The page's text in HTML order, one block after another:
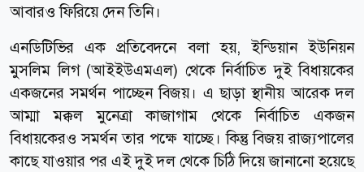
আবারও ফিরিয়ে দেন তিনি।
এনডিটিভির এক প্রতিবেদনে বলা হয়, ইন্ডিয়ান ইউনিয়ন
মুসলিম লিগ (আইইউএমএল) থেকে নির্বাচিত দুই বিধায়কের
একজনের সমর্থন পাচ্ছেন বিজয়। এ ছাড়া স্থানীয় আরেক দল
আম্মা মক্কল মুনেত্রা কাজাগাম থেকে নির্বাচিত একজন
বিধায়কেরও সমর্থন তার পক্ষে যাচ্ছে। কিন্তু বিজয় রাজ্যপালের
কাছে যাওয়ার পর এই দুই দল থেকে চিঠি দিয়ে জানানো হয়েছে